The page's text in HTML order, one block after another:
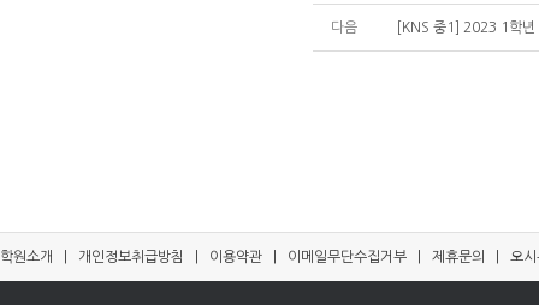
다음 [KNS 중1] 2023 1학
학원소개 개인정보취급방침 이용약관 이메일무단수집거부 제휴문의 오시